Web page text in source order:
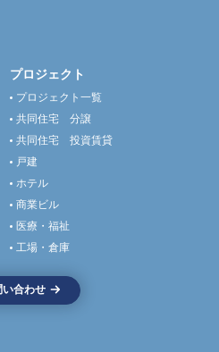
プロジェクト
プロジェクト一覧
共同住宅 分譲
共同住宅 投資賃貸
戸建
ホテル
商業ビル
医療・福祉
工場・倉庫
い合わせ